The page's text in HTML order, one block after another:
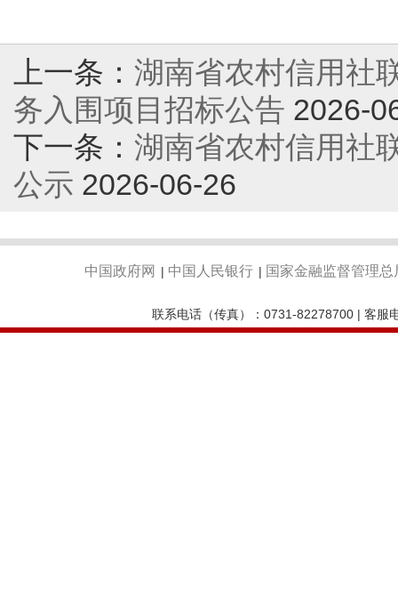
上一条： 湖南省农村信用社
务入围项目招标公告 2026-
下一条： 湖南省农村信用社
公示 2026-06-26
中国政府网 | 中国人民银行 | 国家金融监督管理总
联系电话（传真）：0731-82278700 | 客服